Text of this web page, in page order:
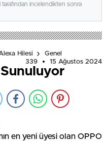
tarafından incelendikten sonra
Hilesi
Genel
339
15 Ağustos 2024
en yeni üyesi olan OPPO